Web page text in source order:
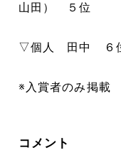
山田） ５位
▽個人 田中 ６
※入賞者のみ掲載
コメント